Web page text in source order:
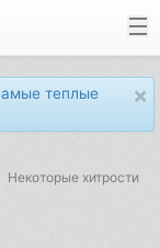
×
теплые
Некоторые хитрости